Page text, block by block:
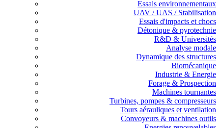
Essais environnementaux
UAV / UAS / Stabilisation
Essais d'impacts et chocs
Détonique & pyrotechnie
R&D & Universités
Analyse modale
Dynamique des structures
Biomécanique
Industrie & Energie
Forage & Prospection
Machines tournantes
Turbines, pompes & compresseurs
Tours aérauliques et ventilation
Convoyeurs & machines outils